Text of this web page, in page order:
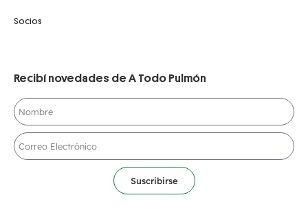
Socios
Recibí novedades de A Todo Pulmón
Suscribirse